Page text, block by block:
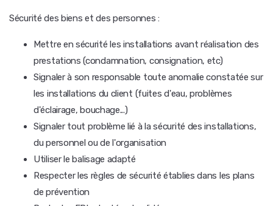
Sécurité des biens et des personnes :
Mettre en sécurité les installations avant réalisation des
prestations (condamnation, consignation, etc)
Signaler à son responsable toute anomalie constatée sur
les installations du client (fuites d'eau, problèmes
d'éclairage, bouchage...)
Signaler tout problème lié à la sécurité des installations,
du personnel ou de l'organisation
Utiliser le balisage adapté
Respecter les règles de sécurité établies dans les plans
de prévention